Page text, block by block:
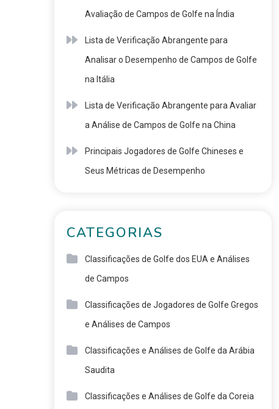
Avaliação de Campos de Golfe na Índia
Lista de Verificação Abrangente para
Analisar o Desempenho de Campos de Golfe
na Itália
Lista de Verificação Abrangente para Avaliar
a Análise de Campos de Golfe na China
Principais Jogadores de Golfe Chineses e
Seus Métricas de Desempenho
CATEGORIAS
Classificações de Golfe dos EUA e Análises
de Campos
Classificações de Jogadores de Golfe Gregos
e Análises de Campos
Classificações e Análises de Golfe da Arábia
Saudita
Classificações e Análises de Golfe da Coreia